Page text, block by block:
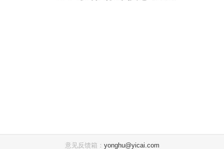
意见反馈箱： yonghu@yicai.com